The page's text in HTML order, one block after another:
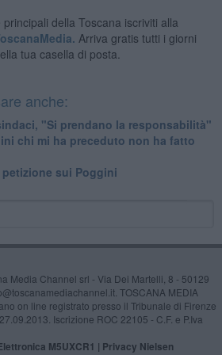
della Toscana iscriviti alla
Arriva gratis tutti i giorni
tua casella di posta.
anche:
"Si prendano la responsabilità"
chi mi ha preceduto non ha fatto
sui Poggini
Media Channel srl - Via Dei Martelli, 8 - 50129
TOSCANA MEDIA
on line registrato presso il Tribunale di Firenze
Iscrizione ROC 22105 - C.F. e P.Iva
M5UXCR1 | Privacy Nielsen